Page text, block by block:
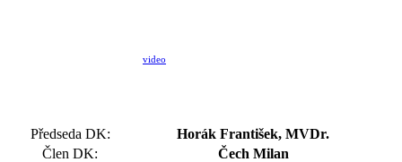
video
Předseda DK:
Horák František, MVDr.
Člen DK:
Čech Milan